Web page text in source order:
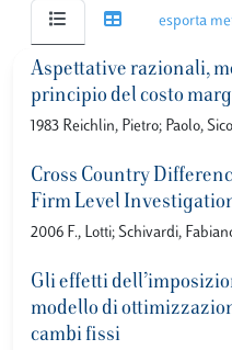
esporta
Aspettative razionali,
principio del costo
1983 Reichlin, Pietro; Paolo,
Cross Country
Firm Level
2006 F., Lotti; Schivardi,
Gli effetti
modello di
cambi fissi